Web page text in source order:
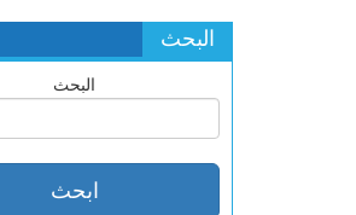
البحث
البحث